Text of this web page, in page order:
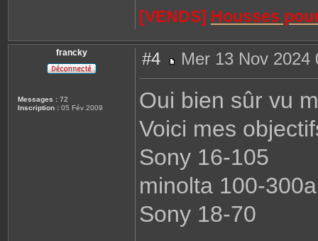
[VENDS] Housses
francky
Messages : 72
Inscription : 05 Fév 2009
#4
e
Mer 13 Nov 2024
Oui bien sûr vu
Voici mes
Sony 16-105
minolta 100-
Sony 18-70